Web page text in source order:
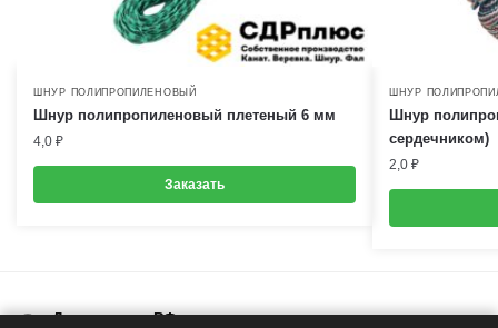
ШНУР ПОЛИПРОПИЛЕНОВЫЙ
Шнур полипропиленовый плетеный 6 мм
4,0 ₽
Заказать
ШНУР
Шнур
сердечником)
2,0 ₽
Доставка по РФ